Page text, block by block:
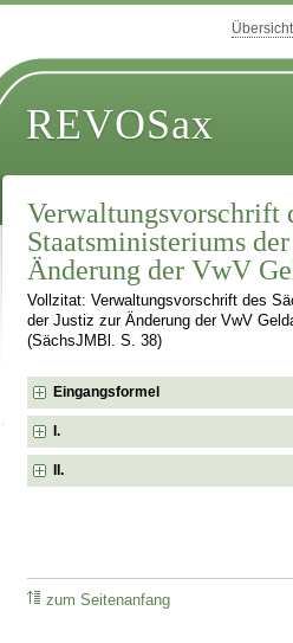
Übersicht
REVOSax
Verwaltungsvorschrift
Staatsministeriums
Änderung der VwV
Vollzitat: Verwaltungsvorschrift des
der Justiz zur Änderung der VwV
(SächsJMBl. S. 38)
Eingangsformel
I.
II.
zum Seitenanfang